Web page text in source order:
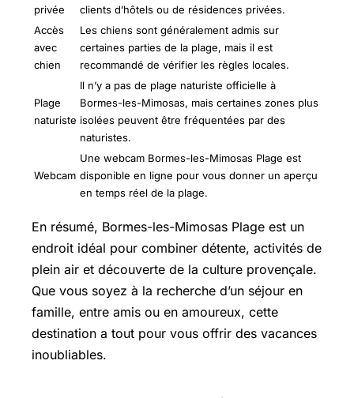
privée
clients d’hôtels ou de résidences privées.
Accès
avec
chien
Les chiens sont généralement admis sur
certaines parties de la plage, mais il est
recommandé de vérifier les règles locales.
Plage
naturiste
Il n’y a pas de plage naturiste officielle à
Bormes-les-Mimosas, mais certaines zones plus
isolées peuvent être fréquentées par des
naturistes.
Webcam
Une webcam Bormes-les-Mimosas Plage est
disponible en ligne pour vous donner un aperçu
en temps réel de la plage.
En résumé, Bormes-les-Mimosas Plage est un
endroit idéal pour combiner détente, activités de
plein air et découverte de la culture provençale.
Que vous soyez à la recherche d’un séjour en
famille, entre amis ou en amoureux, cette
destination a tout pour vous offrir des vacances
inoubliables.